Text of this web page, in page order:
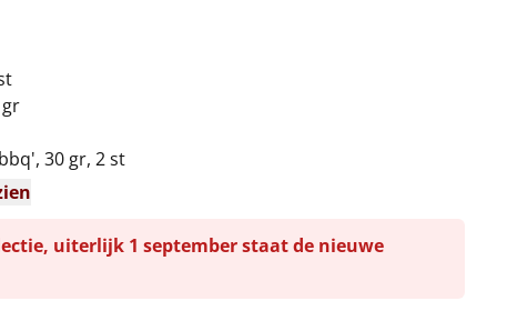
30 gr, 2 st
uiterlijk 1 september staat de nieuwe